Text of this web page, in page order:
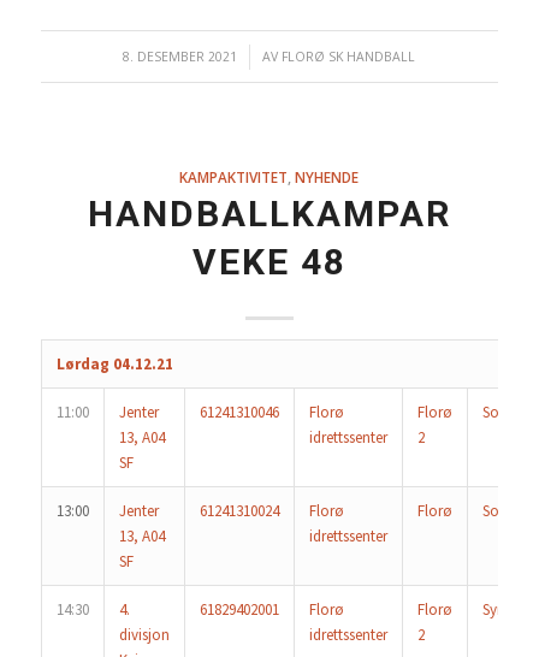
8. DESEMBER 2021
/ AV FLORØ SK HANDBALL
KAMPAKTIVITET ,NYHENDE
HANDBALLKAMPAR
VEKE 48
Lørdag 04.12.21
11:00
Jenter
13, A04
SF
61241310046
Florø
idrettssenter
Florø
2
Sogndal
13:00
Jenter
13, A04
SF
61241310024
Florø
idrettssenter
Florø Sogndal
14:30
4.
divisjon
61829402001
Florø
idrettssenter
Florø
2
Syril